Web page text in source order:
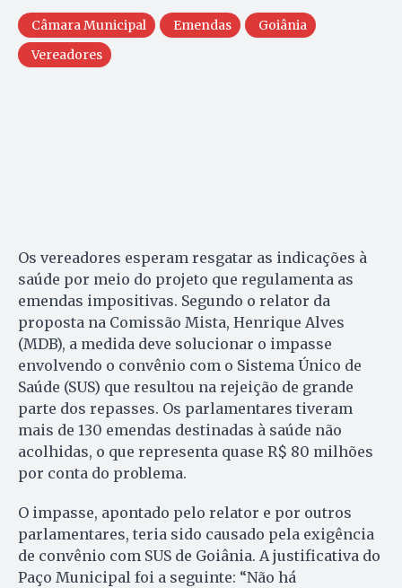
Câmara Municipal Emendas
Goiânia
Vereadores
Os vereadores esperam resgatar as indicações à
saúde por meio do projeto que regulamenta as
emendas impositivas. Segundo o relator da
proposta na Comissão Mista, Henrique Alves
(MDB), a medida deve solucionar o impasse
envolvendo o convênio com o Sistema Único de
Saúde (SUS) que resultou na rejeição de grande
parte dos repasses. Os parlamentares tiveram
mais de 130 emendas destinadas à saúde não
acolhidas, o que representa quase R$ 80 milhões
por conta do problema.
O impasse, apontado pelo relator e por outros
parlamentares, teria sido causado pela exigência
de convênio com SUS de Goiânia. A justificativa do
Paço Municipal foi a seguinte: “Não há